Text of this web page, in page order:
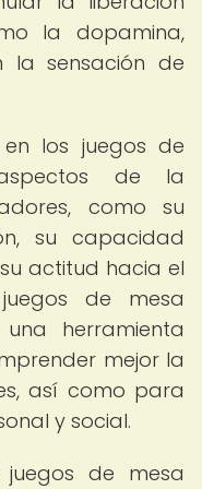
la dopamina,
la sensación de
los juegos de
de la
como su
su capacidad
actitud hacia el
de mesa
herramienta
mejor la
así como para
y social.
de mesa